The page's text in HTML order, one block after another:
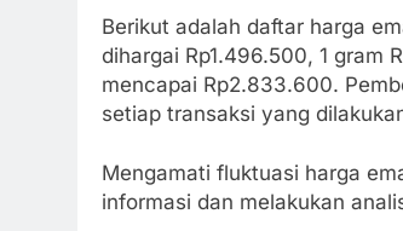
Berikut adalah daftar harga
dihargai Rp1.496.500, 1 gram
mencapai Rp2.833.600.
setiap transaksi yang
Mengamati fluktuasi harga
informasi dan melakukan